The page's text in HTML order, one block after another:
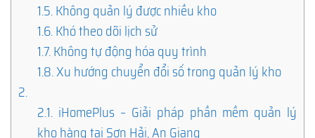
1.5.Không quản lý được nhiều kho
1.6.Khó theo dõi lịch sử
1.7.Không tự động hóa quy trình
1.8.Xu hướng chuyển đổi số trong quản lý kho
2.
2.1. iHomePlus – Giải pháp phần mềm quản lý
kho hàng tại Sơn Hải, An Giang